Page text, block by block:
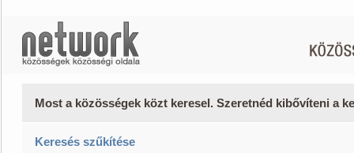
Most a közösségek közt keresel. Szeretnéd kibővíteni a
Keresés szűkítése